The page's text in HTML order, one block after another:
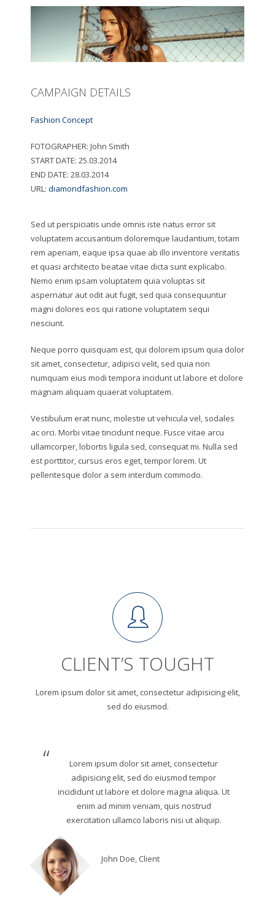
CAMPAIGN DETAILS
Fashion Concept
FOTOGRAPHER: John Smith
START DATE: 25.03.2014
END DATE: 28.03.2014
URL: diamondfashion.com
Sed ut perspiciatis unde omnis iste natus error sit
voluptatem accusantium doloremque laudantium, totam
rem aperiam, eaque ipsa quae ab illo inventore veritatis
et quasi architecto beatae vitae dicta sunt explicabo.
Nemo enim ipsam voluptatem quia voluptas sit
aspernatur aut odit aut fugit, sed quia consequuntur
magni dolores eos qui ratione voluptatem sequi
nesciunt.
Neque porro quisquam est, qui dolorem ipsum quia dolor
sit amet, consectetur, adipisci velit, sed quia non
numquam eius modi tempora incidunt ut labore et dolore
magnam aliquam quaerat voluptatem.
Vestibulum erat nunc, molestie ut vehicula vel, sodales
ac orci. Morbi vitae tincidunt neque. Fusce vitae arcu
ullamcorper, lobortis ligula sed, consequat mi. Nulla sed
est porttitor, cursus eros eget, tempor lorem. Ut
pellentesque dolor a sem interdum commodo.
CLIENT’S TOUGHT
Lorem ipsum dolor sit amet, consectetur adipisicing elit,
sed do eiusmod.
Lorem ipsum dolor sit amet, consectetur
adipisicing elit, sed do eiusmod tempor
incididunt ut labore et dolore magna aliqua. Ut
enim ad minim veniam, quis nostrud
exercitation ullamco laboris nisi ut aliquip.
John Doe, Client